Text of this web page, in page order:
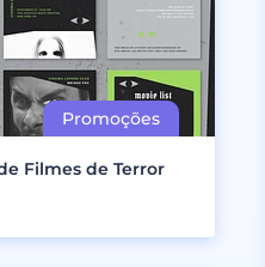
Filmes de Terror